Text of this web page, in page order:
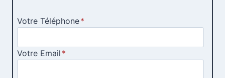
Votre Téléphone*
Votre Email *